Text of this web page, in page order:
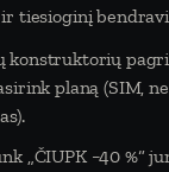
tiesioginį
konstruktorių
planą (SIM,
„ČIUPK −40 %“